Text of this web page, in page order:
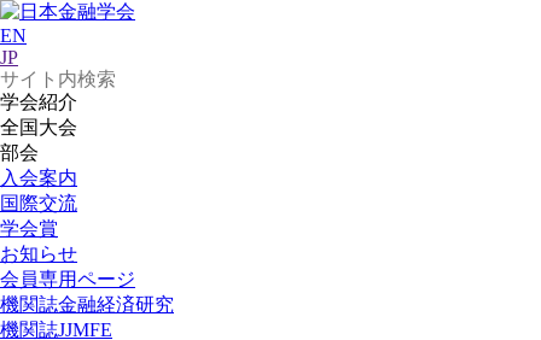
EN
JP
学会紹介
全国大会
部会
入会案内
国際交流
学会賞
お知らせ
会員専用ページ
機関誌金融経済研究
機関誌JJMFE